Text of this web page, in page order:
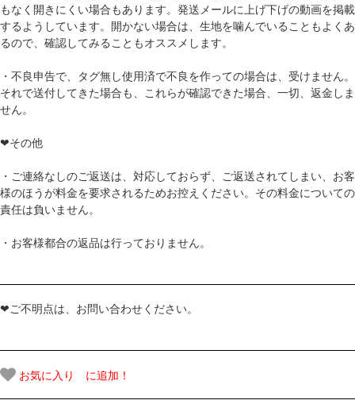
もなく開きにくい場合もあります。発送メールに上げ下げの動画を掲載
するようしています。開かない場合は、生地を噛んでいることもよくあ
るので、確認してみることもオススメします。
・不良申告で、タグ無し使用済で不良を作っての場合は、受けません。
それで送付してきた場合も、これらが確認できた場合、一切、返金しま
せん。
❤その他
・ご連絡なしのご返送は、対応しておらず、ご返送されてしまい、お客
様のほうが料金を要求されるためお控えください。その料金についての
責任は負いません。
・お客様都合の返品は行っておりません。
❤ご不明点は、お問い合わせください。
お気に入り に追加！